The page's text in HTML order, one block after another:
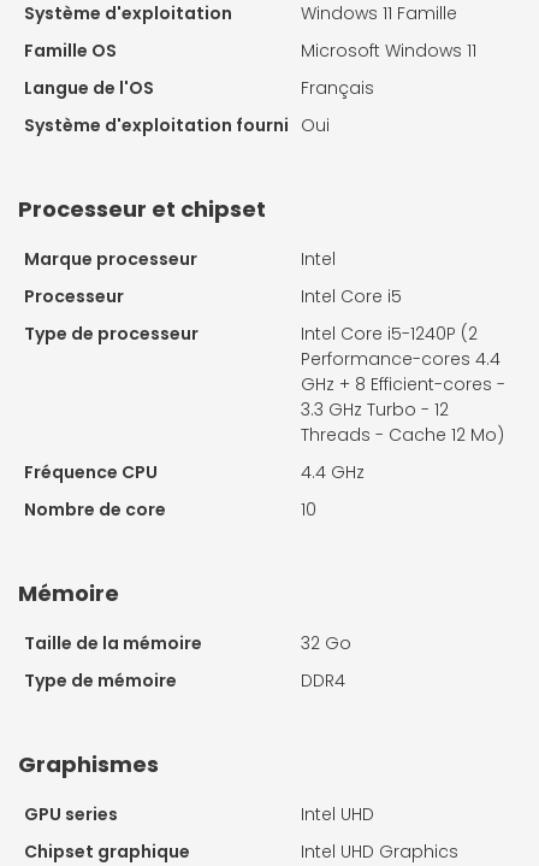
Système d'exploitation
Windows 11 Famille
Famille OS
Microsoft Windows 11
Langue de l'OS
Français
Système d'exploitation fourni Oui
Processeur et chipset
Marque processeur
Intel
Processeur
Intel Core i5
Type de processeur
Intel Core i5-1240P (2
Performance-cores 4.4
GHz + 8 Efficient-cores -
3.3 GHz Turbo - 12
Threads - Cache 12 Mo)
Fréquence CPU
4.4 GHz
Nombre de core
10
Mémoire
Taille de la mémoire
32 Go
Type de mémoire
DDR4
Graphismes
GPU series
Intel UHD
Chipset graphique
Intel UHD Graphics